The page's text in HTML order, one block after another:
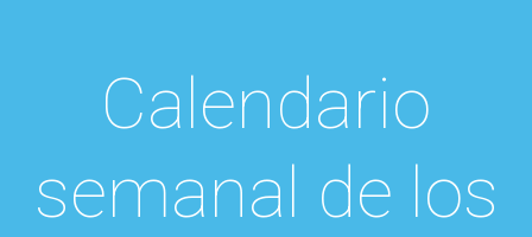
Calendario
semanal de los